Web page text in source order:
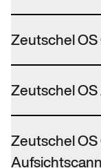
Zeutschel OS
Zeutschel
Zeutschel